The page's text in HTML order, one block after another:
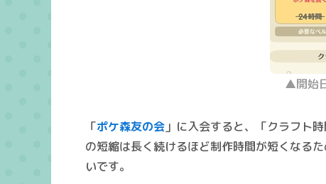
▲開始
「ポケ森友の会 」に入会すると、「クラフト
の短縮は長く続けるほど制作時間が短くなる
いです。